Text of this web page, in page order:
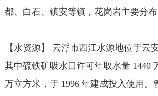
都、白石、镇安等镇，花岗岩主要分
【水资源】 云浮市西江水源地位于云
其中硫铁矿吸水口许可年取水量 1440
万立方米，于 1996 年建成投入使用